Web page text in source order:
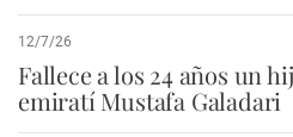
12/7/26
Fallece a los 24 años un
emiratí Mustafa Galadari